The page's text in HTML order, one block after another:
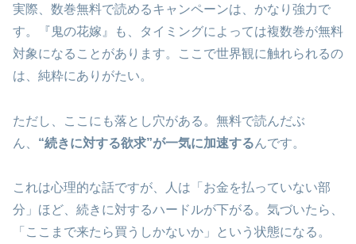
実際、数巻無料で読めるキャンペーンは、かなり強力で
す。『鬼の花嫁』も、タイミングによっては複数巻が無料
対象になることがあります。ここで世界観に触れられるの
は、純粋にありがたい。
ただし、ここにも落とし穴がある。無料で読んだぶ
ん、 “続きに対する欲求”が一気に加速するんです。
これは心理的な話ですが、人は「お金を払っていない部
分」ほど、続きに対するハードルが下がる。気づいたら、
「ここまで来たら買うしかないか」という状態になる。